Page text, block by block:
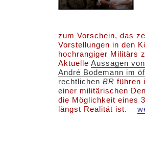
zum Vorschein, das
Vorstellungen in den
hochrangiger Militärs
AktuelleAussagen
André Bodemann im
rechtlichenBR führen
einer militärischen
die Möglichkeit eines
längst Realität ist.